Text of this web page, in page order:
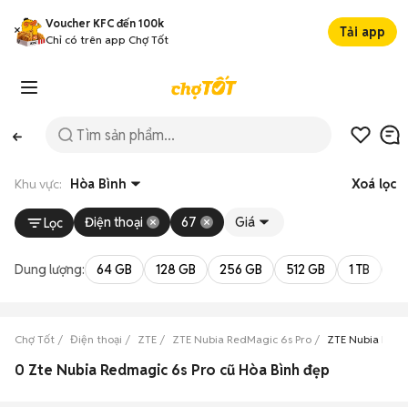
Voucher KFC đến 100k
Chỉ có trên app Chợ Tốt
Tải app
Khu vực: Hòa Bình Xoá lọc
Lọc Điện thoại 67 Giá
Dung lượng: 64 GB 128 GB 256 GB 512 GB 1 TB
Chợ Tốt Điện thoại ZTE ZTE Nubia RedMagic 6s Pro ZTE Nubia
0 Zte Nubia Redmagic 6s Pro cũ Hòa Bình đẹp